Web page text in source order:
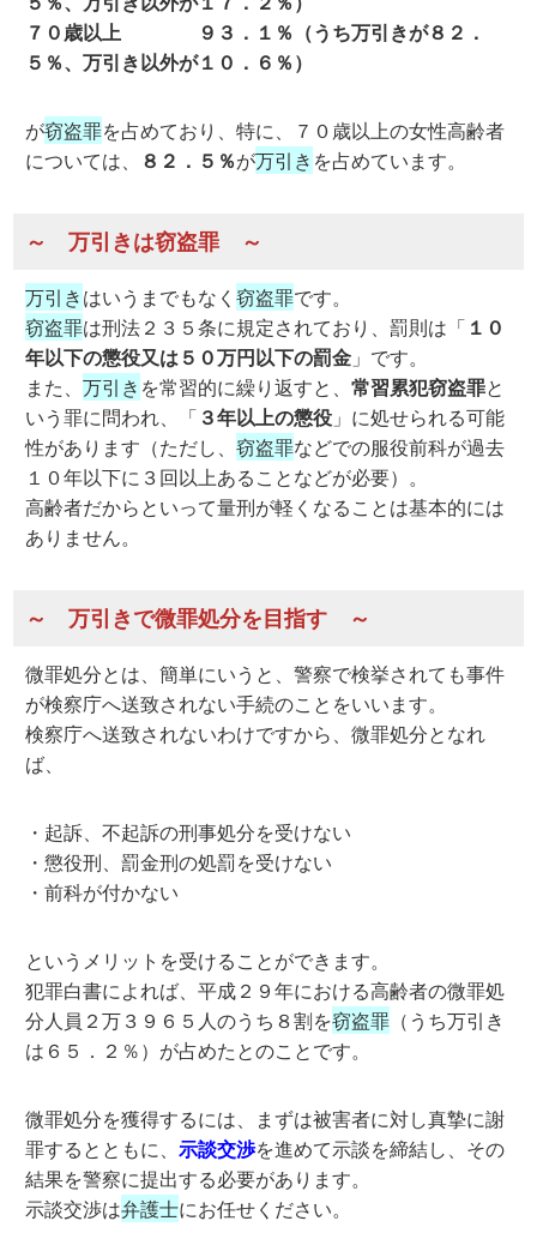
７０歳以上 ９３．１％（うち万引きが８２．
５％、万引き以外が１０．６％）
が窃盗罪を占めており、特に、７０歳以上の女性高齢者
については、
８２．５％が万引き を占めています。
～ 万引きは窃盗罪 ～
万引きはいうまでもなく窃盗罪です。
窃盗罪は刑法２３５条に規定されており、罰則は「 １０
年以下の懲役又は５０万円以下の罰金 」です。
また、万引き を常習的に繰り返すと、常習累犯窃盗罪と
いう罪に問われ、「 ３年以上の懲役 」に処せられる可能
性があります（ただし、窃盗罪などでの服役前科が過去
１０年以下に３回以上あることなどが必要）。
高齢者だからといって量刑が軽くなることは基本的には
ありません。
～ 万引きで微罪処分を目指す ～
微罪処分とは、簡単にいうと、警察で検挙されても事件
が検察庁へ送致されない手続のことをいいます。
検察庁へ送致されないわけですから、微罪処分となれ
ば、
・起訴、不起訴の刑事処分を受けない
・懲役刑、罰金刑の処罰を受けない
・前科が付かない
というメリットを受けることができます。
犯罪白書によれば、平成２９年における高齢者の微罪処
分人員２万３９６５人のうち８割を窃盗罪 （うち万引き
は６５．２％）が占めたとのことです。
微罪処分を獲得するには、まずは被害者に対し真摯に謝
罪するとともに、示談交渉を進めて示談を締結し、その
結果を警察に提出する必要があります。
示談交渉は弁護士にお任せください。